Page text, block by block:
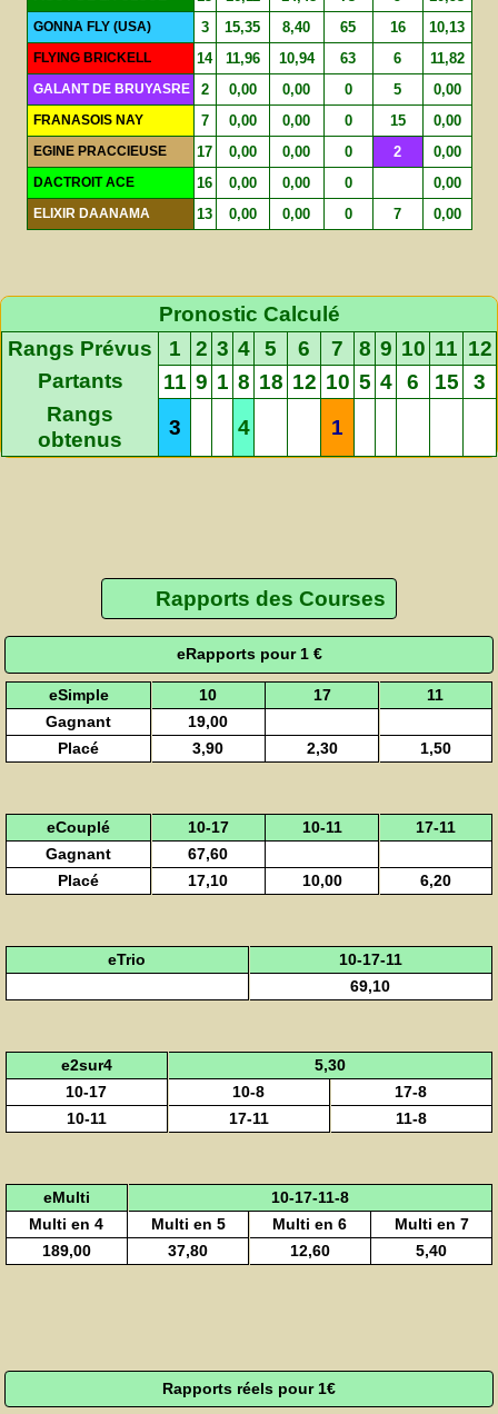
GONNA FLY (USA) 3 15,35 8,40 65 16 10,13
FLYING BRICKELL 14 11,96 10,94 63 6 11,82
GALANT DE BRUYASRE 2 0,00 0,00 0 5 0,00
FRANASOIS NAY 7 0,00 0,00 0 15 0,00
EGINE PRACCIEUSE 17 0,00 0,00 0 2 0,00
DACTROIT ACE 16 0,00 0,00 0 0,00
ELIXIR DAANAMA 13 0,00 0,00 0 7 0,00
Pronostic Calculé
Rangs Prévus
1 2 3 4 5 6 7 8 9 10 11 12
Partants
11 9 1 8 18 12 10 5 4 6 15
3
Rangs
obtenus
3 4 1
Rapports des Courses
eRapports pour 1 €
eSimple 10 17
11
Gagnant
19,00
Placé
3,90 2,30 1,50
eCouplé 10-17 10-11
17-11
Gagnant
67,60
Placé
17,10 10,00 6,20
eTrio
10-17-11
69,10
e2sur4
5,30
10-17
10-8
17-8
10-11
17-11 11-8
eMulti
10-17-11-8
Multi en 4
Multi en 5 Multi en 6
Multi en 7
189,00
37,80 12,60 5,40
Rapports réels pour 1€